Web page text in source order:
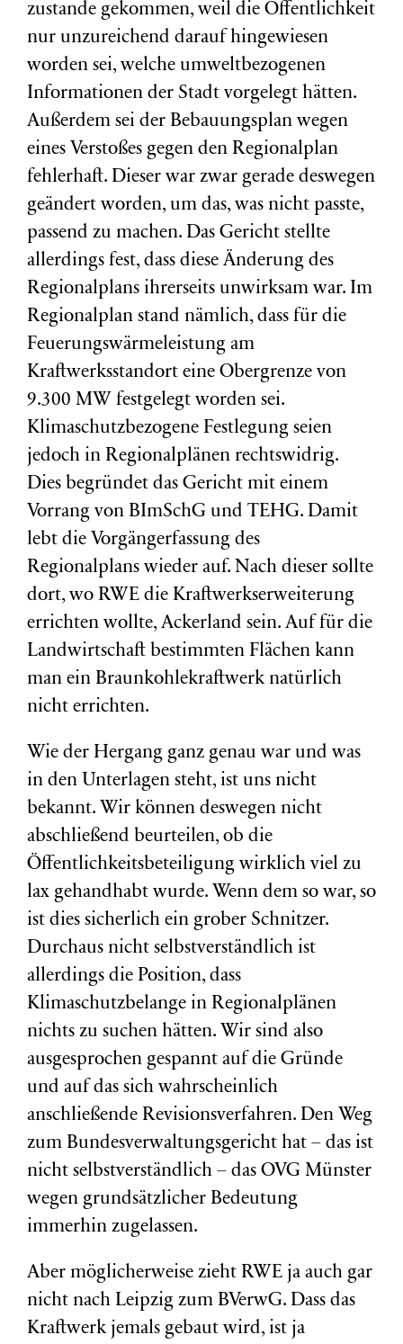
zustande gekommen, weil die Öffentlichkeit
nur unzureichend darauf hingewiesen
worden sei, welche umweltbezogenen
Informationen der Stadt vorgelegt hätten.
Außerdem sei der Bebauungsplan wegen
eines Verstoßes gegen den Regionalplan
fehlerhaft. Dieser war zwar gerade deswegen
geändert worden, um das, was nicht passte,
passend zu machen. Das Gericht stellte
allerdings fest, dass diese Änderung des
Regionalplans ihrerseits unwirksam war. Im
Regionalplan stand nämlich, dass für die
Feuerungswärmeleistung am
Kraftwerksstandort eine Obergrenze von
9.300 MW festgelegt worden sei.
Klimaschutzbezogene Festlegung seien
jedoch in Regionalplänen rechtswidrig.
Dies begründet das Gericht mit einem
Vorrang von BImSchG und TEHG. Damit
lebt die Vorgängerfassung des
Regionalplans wieder auf. Nach dieser sollte
dort, wo RWE die Kraftwerkserweiterung
errichten wollte, Ackerland sein. Auf für die
Landwirtschaft bestimmten Flächen kann
man ein Braunkohlekraftwerk natürlich
nicht errichten.
Wie der Hergang ganz genau war und was
in den Unterlagen steht, ist uns nicht
bekannt. Wir können deswegen nicht
abschließend beurteilen, ob die
Öffentlichkeitsbeteiligung wirklich viel zu
lax gehandhabt wurde. Wenn dem so war, so
ist dies sicherlich ein grober Schnitzer.
Durchaus nicht selbstverständlich ist
allerdings die Position, dass
Klimaschutzbelange in Regionalplänen
nichts zu suchen hätten. Wir sind also
ausgesprochen gespannt auf die Gründe
und auf das sich wahrscheinlich
anschließende Revisionsverfahren. Den Weg
zum Bundesverwaltungsgericht hat – das ist
nicht selbstverständlich – das OVG Münster
wegen grundsätzlicher Bedeutung
immerhin zugelassen.
Aber möglicherweise zieht RWE ja auch gar
nicht nach Leipzig zum BVerwG. Dass das
Kraftwerk jemals gebaut wird, ist ja